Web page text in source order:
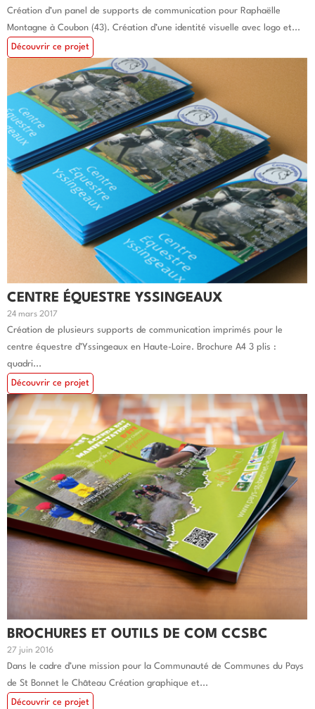
Création d’un panel de supports de communication pour Raphaëlle
Montagne à Coubon (43). Création d’une identité visuelle avec logo et...
Découvrir ce projet
CENTRE ÉQUESTRE YSSINGEAUX
24 mars 2017
Création de plusieurs supports de communication imprimés pour le
centre équestre d’Yssingeaux en Haute-Loire. Brochure A4 3 plis :
quadri...
Découvrir ce projet
BROCHURES ET OUTILS DE COM CCSBC
27 juin 2016
Dans le cadre d’une mission pour la Communauté de Communes du Pays
de St Bonnet le Château Création graphique et...
Découvrir ce projet